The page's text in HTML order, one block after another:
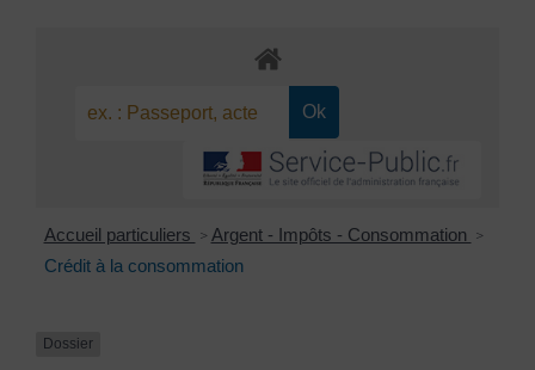
Accueil particuliers > Argent - Impôts - Consommation >
Crédit à la consommation
Dossier